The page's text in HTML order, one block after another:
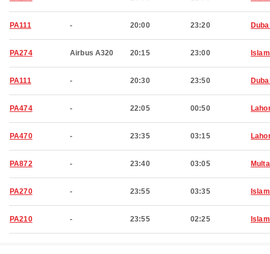
PA111 - 20:00 23:20
PA274 Airbus A320 20:15 23:00
PA111 - 20:30 23:50
PA474 - 22:05 00:50
PA470 - 23:35 03:15
PA872 - 23:40 03:05
PA270 - 23:55 03:35
PA210 - 23:55 02:25